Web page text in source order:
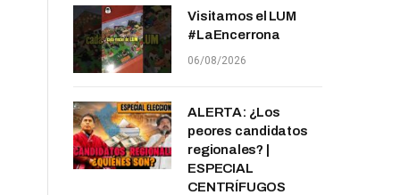
Visitamos el LUM
#LaEncerrona
06/08/2026
ALERTA: ¿Los
peores candidatos
regionales? |
ESPECIAL
CENTRÍFUGOS